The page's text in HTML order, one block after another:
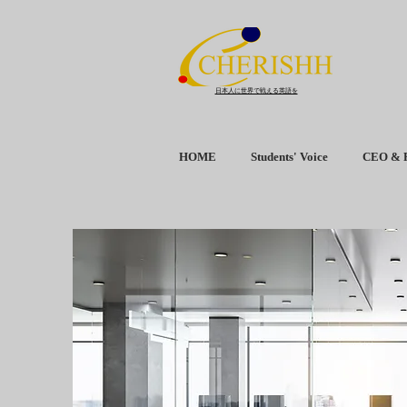
日本人に世界で戦える英語を
HOME Students' Voice CEO &